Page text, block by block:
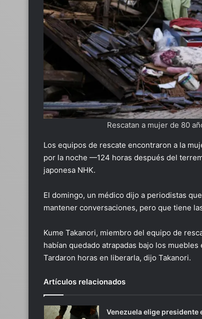
Rescatan a mujer de 80
Los equipos de rescate encontraron a la
por la noche —124 horas después del
japonesa NHK.
El domingo, un médico dijo a periodistas
mantener conversaciones, pero que tiene
Kume Takanori, miembro del equipo de
habían quedado atrapadas bajo los
Tardaron horas en liberarla, dijo Takanori.
Artículos relacionados
Venezuela elige presidente